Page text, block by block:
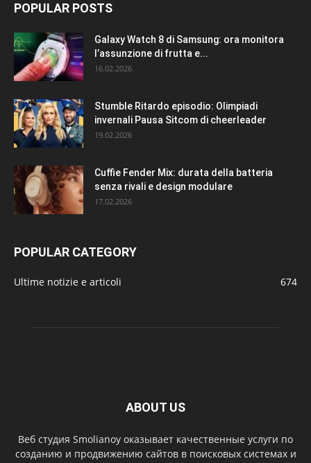
POPULAR POSTS
Galaxy Watch 8 di Samsung: ora monitora
l’assunzione di frutta e...
16.02.2026
Stumble Ritardo episodio: Olimpiadi
invernali Pausa Sitcom di cheerleader
19.02.2026
Cuffie Fender Mix: durata della batteria
senza rivali e design modulare
17.02.2026
POPULAR CATEGORY
Ultime notizie e articoli 674
ABOUT US
Веб студия Smolianoy оказывает качественные услуги по
созданию и продвижению сайтов в поисковых системах и